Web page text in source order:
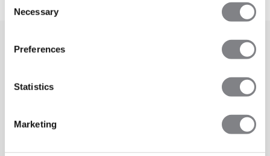
Selection
Necessary
Preferences
Statistics
Marketing